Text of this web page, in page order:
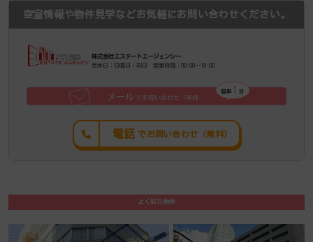
空室情報や物件見学などお気軽にお問い合わせください。
株式会社エステートエージェンシー
定休日：日曜日・祝日 営業時間：09:00～19:00
でお問い合わせ（無料）
メール
簡単 分
1
電話 でお問い合わせ（無料）
よく似た物件